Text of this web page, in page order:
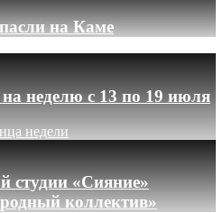
на Каме
неделю с 13 по 19 июля
недели
студии «Сияние»
коллектив»